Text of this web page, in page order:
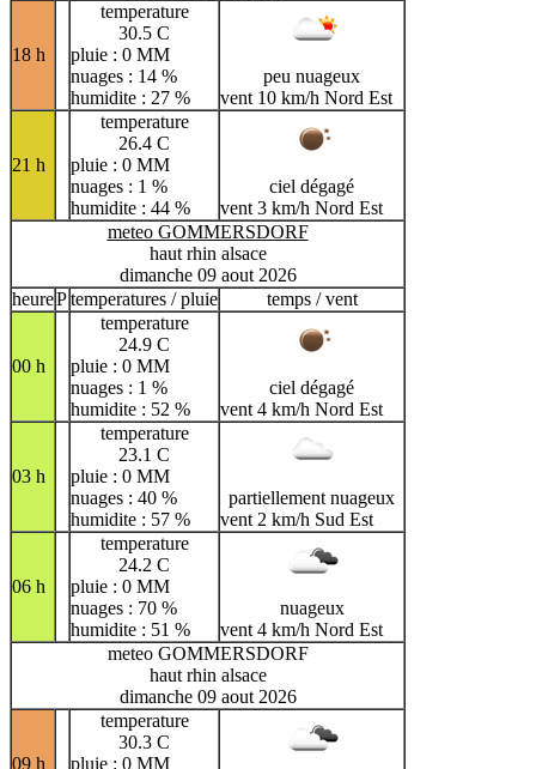
18 h
temperature
30.5 C
pluie : 0 MM
nuages : 14 %
humidite : 27 %
peu nuageux
vent 10 km/h Nord Est
21 h
temperature
26.4 C
pluie : 0 MM
nuages : 1 %
humidite : 44 %
ciel dégagé
vent 3 km/h Nord Est
meteo GOMMERSDORF
haut rhin alsace
dimanche 09 aout 2026
heurePtemperatures / pluie temps / vent
00 h
temperature
24.9 C
pluie : 0 MM
nuages : 1 %
humidite : 52 %
ciel dégagé
vent 4 km/h Nord Est
03 h
temperature
23.1 C
pluie : 0 MM
nuages : 40 %
humidite : 57 %
partiellement nuageux
vent 2 km/h Sud Est
06 h
temperature
24.2 C
pluie : 0 MM
nuages : 70 %
humidite : 51 %
nuageux
vent 4 km/h Nord Est
meteo GOMMERSDORF
haut rhin alsace
dimanche 09 aout 2026
09 h
temperature
30.3 C
pluie : 0 MM